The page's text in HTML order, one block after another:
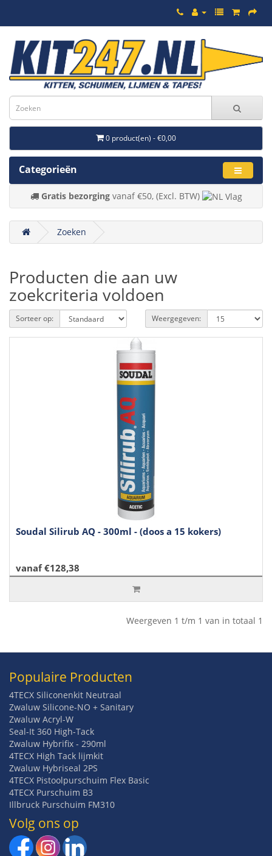
0 product(en) - €0,00
Categorieën
Gratis bezorgingvanaf €50, (Excl. BTW)
Zoeken
Producten die aan uw
zoekcriteria voldoen
Sorteer op: Weergegeven:
Soudal Silirub AQ - 300ml - (doos a 15 kokers)
vanaf €128,38
Weergeven 1 t/m 1 van in totaal 1
Populaire Producten
4TECX Siliconenkit Neutraal
Zwaluw Silicone-NO + Sanitary
Zwaluw Acryl-W
Seal-It 360 High-Tack
Zwaluw Hybrifix - 290ml
4TECX High Tack lijmkit
Zwaluw Hybriseal 2PS
4TECX Pistoolpurschuim Flex Basic
4TECX Purschuim B3
Illbruck Purschuim FM310
Volg ons op